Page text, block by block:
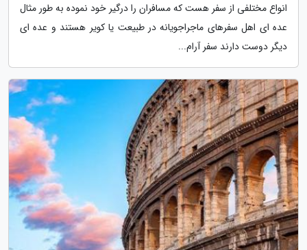
انواع مختلفی از سفر هست که مسافران را درگیر خود نموده به طور مثال
عده ای اهل سفرهای ماجراجویانه در طبیعت یا کویر هستند و عده ای
دیگر دوست دارند سفر آرام...